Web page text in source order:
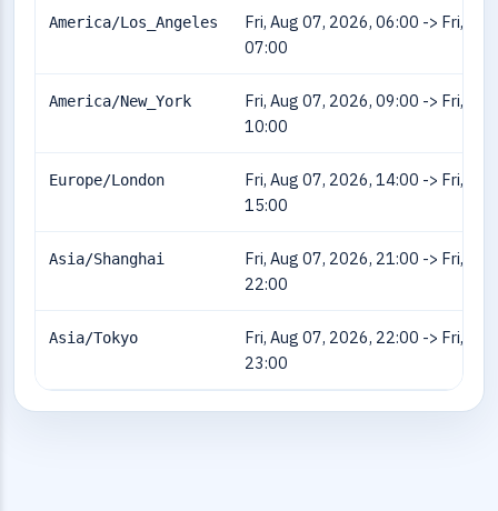
America/Los_Angeles
Fri, Aug 07, 2026, 06:00 -> Fri,
07:00
America/New_York
Fri, Aug 07, 2026, 09:00 -> Fri,
10:00
Europe/London
Fri, Aug 07, 2026, 14:00 -> Fri,
15:00
Asia/Shanghai
Fri, Aug 07, 2026, 21:00 -> Fri,
22:00
Asia/Tokyo
Fri, Aug 07, 2026, 22:00 -> Fri,
23:00